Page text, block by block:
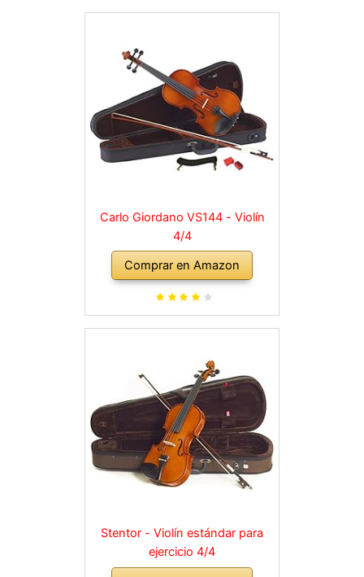
Carlo Giordano VS144 - Violín
4/4
Comprar en Amazon
Stentor - Violín estándar para
ejercicio 4/4